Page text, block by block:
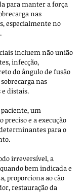
para manter a força
nas
especialmente no
incluem não união
infecção,
do ângulo de fusão
nas
distais.
paciente, um
e a execução
para o
irreversível, a
bem indicada e
proporciona ao cão
restauração da